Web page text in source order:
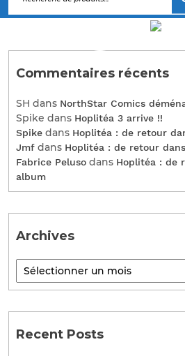
Blog Left
Commentaires récents
SH dans NorthStar Comics
Spike dans Hoplitéa 3 arrive !!
Spike dans Hoplitéa : de retour
Jmf dans Hoplitéa : de retour
Fabrice Peluso dans Hoplitéa : de
album
Archives
Recent Posts